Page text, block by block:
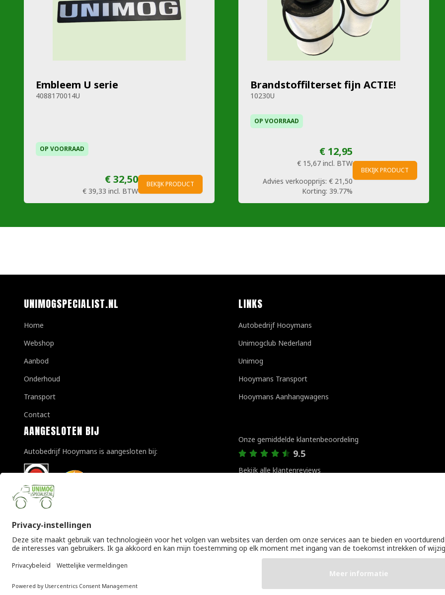
Embleem U serie
4088170014U
OP VOORRAAD
€ 32,50
€ 39,33 incl. BTW
BEKIJK PRODUCT
Brandstoffilterset fijn ACTIE!
10230U
OP VOORRAAD
€ 12,95
€ 15,67 incl. BTW
Advies verkoopprijs: € 21,50
Korting: 39.77%
BEKIJK PRODUCT
UNIMOGSPECIALIST.NL
Home
Webshop
Aanbod
Onderhoud
Transport
Contact
AANGESLOTEN BIJ
Autobedrijf Hooymans is aangesloten bij:
LINKS
Autobedrijf Hooymans
Unimogclub Nederland
Unimog
Hooymans Transport
Hooymans Aanhangwagens
Onze gemiddelde klantenbeoordeling
9.5
Bekijk alle klantenreviews